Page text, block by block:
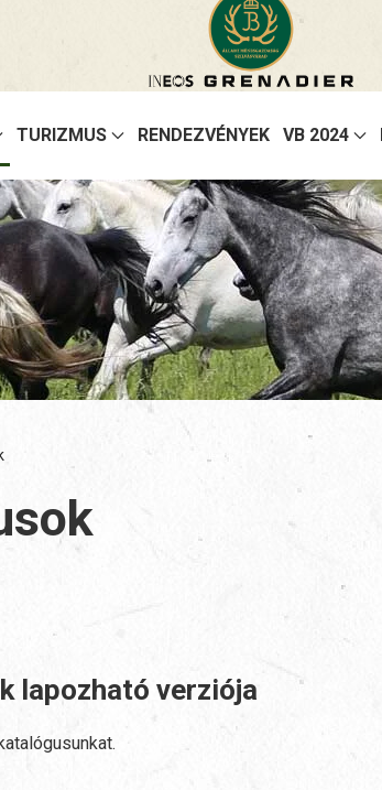
TURIZMUS RENDEZVÉNYEK VB 2024
lapozható verziója